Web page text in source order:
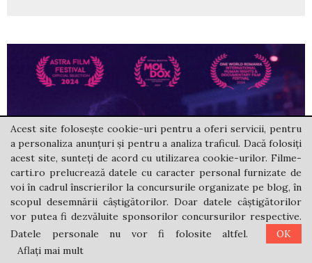
Acest site folosește cookie-uri pentru a oferi servicii, pentru
a personaliza anunțuri și pentru a analiza traficul. Dacă folosiți
acest site, sunteți de acord cu utilizarea cookie-urilor. Filme-
carti.ro prelucrează datele cu caracter personal furnizate de
voi în cadrul înscrierilor la concursurile organizate pe blog, în
scopul desemnării câștigătorilor. Doar datele câștigătorilor
vor putea fi dezvăluite sponsorilor concursurilor respective.
Datele personale nu vor fi folosite altfel.
OK
Aflați mai mult